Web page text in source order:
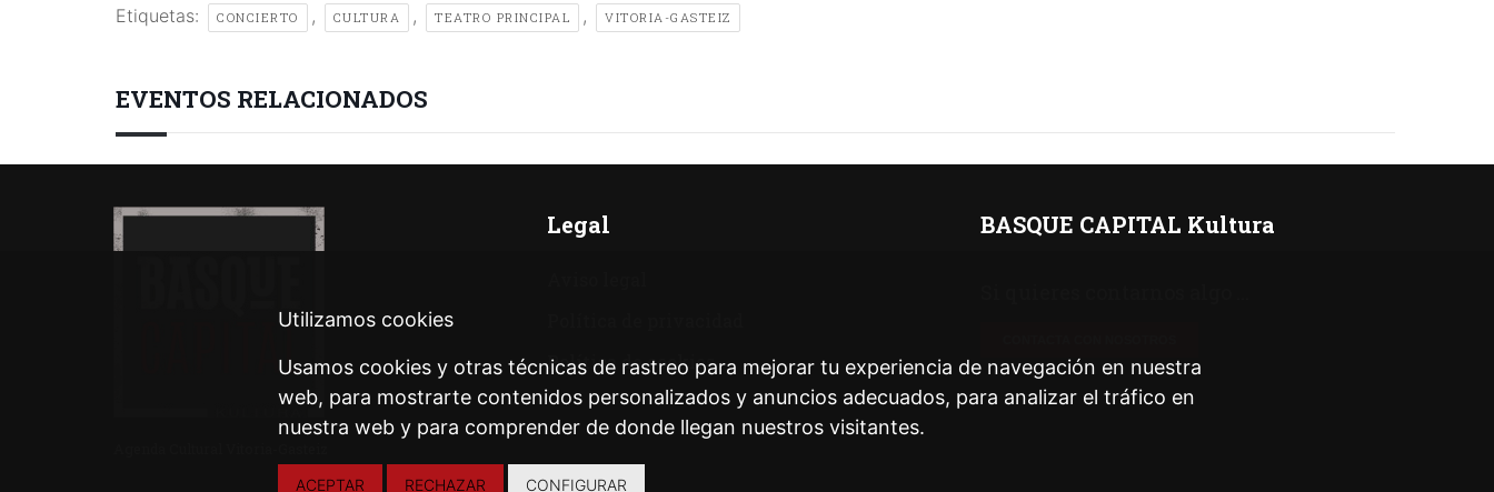
Utilizamos cookies
Usamos cookies y otras técnicas de rastreo para mejorar tu experiencia de navegación en nuestra
web, para mostrarte contenidos personalizados y anuncios adecuados, para analizar el tráfico en
nuestra web y para comprender de donde llegan nuestros visitantes.
ACEPTAR RECHAZAR CONFIGURAR
Etiquetas: CONCIERTO , CULTURA , TEATRO PRINCIPAL , VITORIA-GASTEIZ
EVENTOS RELACIONADOS
Legal
Política de cookies
BASQUE CAPITAL Kultura